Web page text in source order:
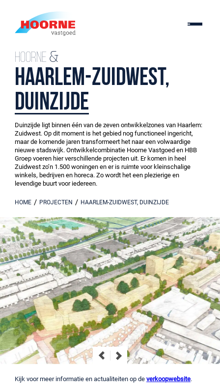
Hoorne &
Haarlem-Zuidwest,
Duinzijde
Duinzijde ligt binnen één van de zeven ontwikkelzones van Haarlem:
Zuidwest. Op dit moment is het gebied nog functioneel ingericht,
maar de komende jaren transformeert het naar een volwaardige
nieuwe stadswijk. Ontwikkelcombinatie Hoorne Vastgoed en HBB
Groep voeren hier verschillende projecten uit. Er komen in heel
Zuidwest zo’n 1.500 woningen en er is ruimte voor kleinschalige
winkels, bedrijven en horeca. Zo wordt het een plezierige en
levendige buurt voor iedereen.
HOME / PROJECTEN / HAARLEM-ZUIDWEST, DUINZIJDE
Kijk voor meer informatie en actualiteiten op de verkoopwebsite.